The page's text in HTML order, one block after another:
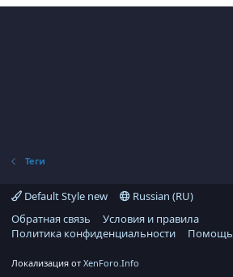
Теги
Default Style new
Russian (RU)
Обратная связь
Условия и правила
Политика конфиденциальности
Помощь
Локализация от XenForo.Info